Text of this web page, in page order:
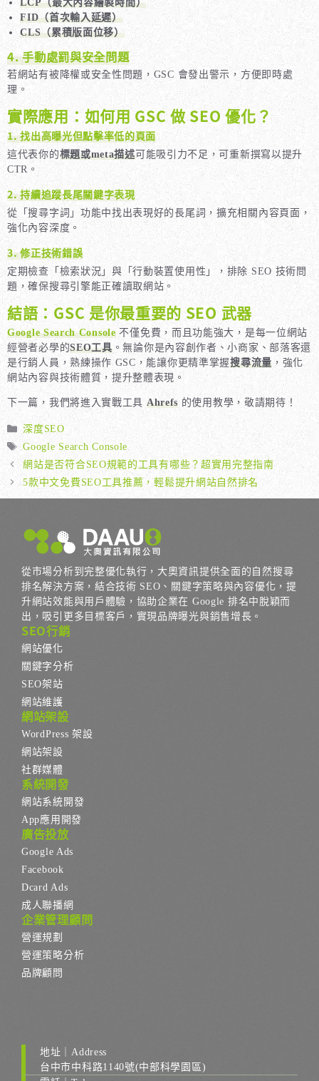
LCP（最大內容繪製時間）
FID（首次輸入延遲）
CLS（累積版面位移）
4. 手動處罰與安全問題
若網站有被降權或安全性問題，GSC 會發出警示，方便即時處
理。
實際應用：如何用 GSC 做 SEO 優化？
1. 找出高曝光但點擊率低的頁面
這代表你的標題或meta描述可能吸引力不足，可重新撰寫以提升
CTR。
2. 持續追蹤長尾關鍵字表現
從「搜尋字詞」功能中找出表現好的長尾詞，擴充相關內容頁面，
強化內容深度。
3. 修正技術錯誤
定期檢查「檢索狀況」與「行動裝置使用性」，排除 SEO 技術問
題，確保搜尋引擎能正確讀取網站。
結語：GSC 是你最重要的 SEO 武器
Google Search Console不僅免費，而且功能強大，是每一位網站
經營者必學的SEO工具。無論你是內容創作者、小商家、部落客還
是行銷人員，熟練操作 GSC，能讓你更精準掌握搜尋流量，強化
網站內容與技術體質，提升整體表現。
下一篇，我們將進入實戰工具 Ahrefs 的使用教學，敬請期待！
分
類
深度SEO
標
籤
Google Search Console
網站是否符合SEO規範的工具有哪些？超實用完整指南
5款中文免費SEO工具推薦，輕鬆提升網站自然排名
從市場分析到完整優化執行，大奧資訊提供全面的自然搜尋
排名解決方案，結合技術 SEO、關鍵字策略與內容優化，提
升網站效能與用戶體驗，協助企業在 Google 排名中脫穎而
出，吸引更多目標客戶，實現品牌曝光與銷售增長。
SEO行銷
網站優化
關鍵字分析
SEO架站
網站維護
網站架設
WordPress 架設
網站架設
社群媒體
系統開發
網站系統開發
App應用開發
廣告投放
Google Ads
Facebook
Dcard Ads
成人聯播網
企業管理顧問
營運規劃
營運策略分析
品牌顧問
地址｜Address
台中市中科路1140號(中部科學園區)